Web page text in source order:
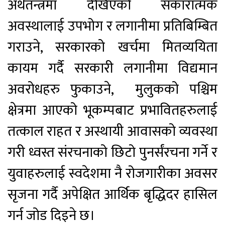
अर्थतन्त्रमा देखिएको सकारात्मक
अवस्थालाई उपभोग र लगानीमा प्रतिबिम्बित
गराउने, सरकारको खर्चमा मितव्ययिता
कायम गर्दै सरकारी लगानीमा विद्यमान
अवरोधहरु फुकाउने, मुलुकको पश्चिम
क्षेत्रमा आएको भूकम्पबाट प्रभावितहरुलाई
तत्काल राहत र अस्थायी आवासको व्यवस्था
गरी ध्वस्त संरचनाको छिटो पुनर्संरचना गर्ने र
युवाहरुलाई स्वदेशमा नै रोजगारीका अवसर
सृजना गर्दै अपेक्षित आर्थिक बृद्धिदर हासिल
गर्न जोड दिइने छ।